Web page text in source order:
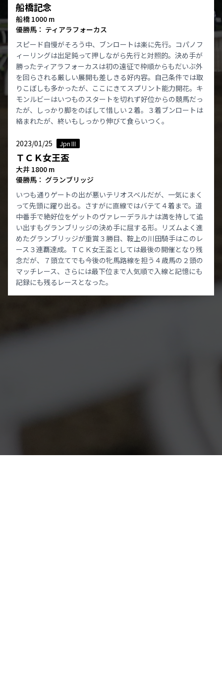
船橋記念
船橋 1000 m
優勝馬： ティアラフォーカス
スピード自慢がそろう中、ブンロートは楽に先行。コパノフ
ィーリングは出足鈍って押しながら先行と対照的。決め手が
勝ったティアラフォーカスは初の遠征で枠順からもだいぶ外
を回らされる厳しい展開も差しきる好内容。自己条件では取
りこぼしも多かったが、ここにきてスプリント能力開花。キ
モンルビーはいつものスタートを切れず好位からの競馬だっ
たが、しっかり脚をのばして惜しい２着。３着ブンロートは
絡まれたが、終いもしっかり伸びて食らいつく。
2023/01/25 JpnⅢ
ＴＣＫ女王盃
大井 1800 m
優勝馬： グランブリッジ
いつも通りゲートの出が悪いテリオスベルだが、一気にまく
って先頭に躍り出る。さすがに直線ではバテて４着まで。道
中番手で絶好位をゲットのヴァレーデラルナは満を持して追
い出すもグランブリッジの決め手に屈する形。リズムよく進
めたグランブリッジが重賞３勝目、鞍上の川田騎手はこのレ
ース３連覇達成。ＴＣＫ女王盃としては最後の開催となり残
念だが、７頭立てでも今後の牝馬路線を担う４歳馬の２頭の
マッチレース、さらには最下位まで人気順で入線と記憶にも
記録にも残るレースとなった。